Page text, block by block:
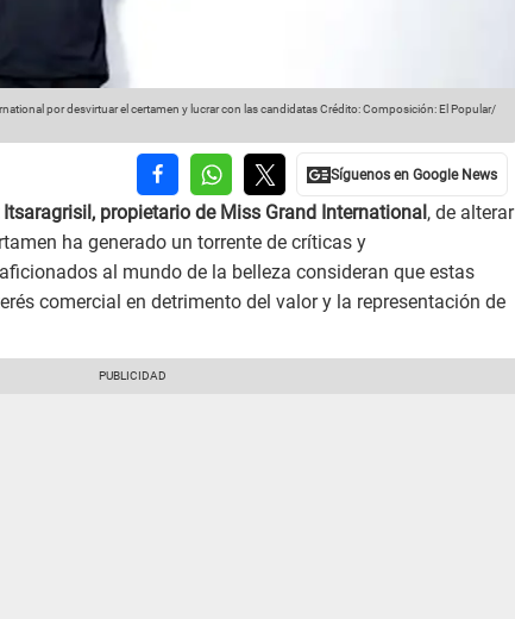
por desvirtuar el certamen y lucrar con las candidatasCrédito: Composición: El Popular/
Itsaragrisil, propietario de Miss Grand International , de alterar
ha generado un torrente de críticas y
al mundo de la belleza consideran que estas
comercial en detrimento del valor y la representación de